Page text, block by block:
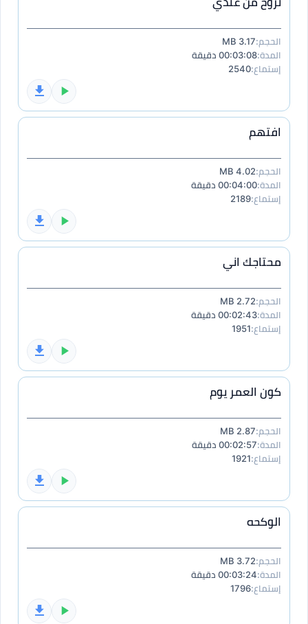
الحجم:3.17 MB
المدة:00:03:08 دقيقة
إستماع:2540
افتهم
الحجم:4.02 MB
المدة:00:04:00 دقيقة
إستماع:2189
محتاجك اني
الحجم:2.72 MB
المدة:00:02:43 دقيقة
إستماع:1951
كون العمر يوم
الحجم:2.87 MB
المدة:00:02:57 دقيقة
إستماع:1921
الوكحه
الحجم:3.72 MB
المدة:00:03:24 دقيقة
إستماع:1796